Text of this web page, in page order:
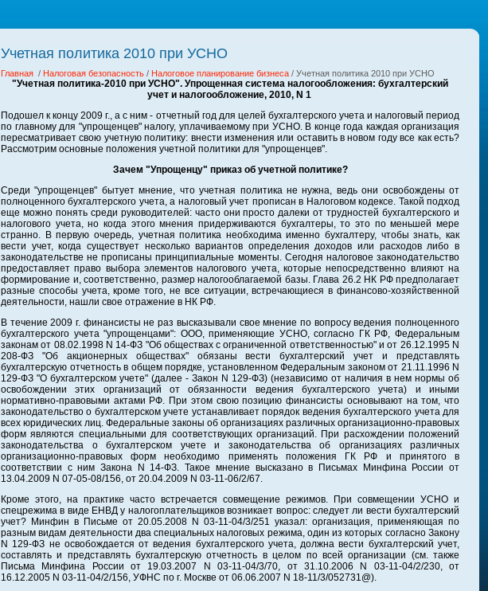
Учетная политика 2010 при УСНО
Главная / Налоговая безопасность / Налоговое планирование бизнеса / Учетная политика 2010 при УСНО
"Учетная политика-2010 при УСНО". Упрощенная система налогообложения: бухгалтерский
учет и налогообложение, 2010, N 1
Подошел к концу 2009 г., а с ним - отчетный год для целей бухгалтерского учета и налоговый период
по главному для "упрощенцев" налогу, уплачиваемому при УСНО. В конце года каждая организация
пересматривает свою учетную политику: внести изменения или оставить в новом году все как есть?
Рассмотрим основные положения учетной политики для "упрощенцев".
Зачем "Упрощенцу" приказ об учетной политике?
Среди "упрощенцев" бытует мнение, что учетная политика не нужна, ведь они освобождены от
полноценного бухгалтерского учета, а налоговый учет прописан в Налоговом кодексе. Такой подход
еще можно понять среди руководителей: часто они просто далеки от трудностей бухгалтерского и
налогового учета, но когда этого мнения придерживаются бухгалтеры, то это по меньшей мере
странно. В первую очередь, учетная политика необходима именно бухгалтеру, чтобы знать, как
вести учет, когда существует несколько вариантов определения доходов или расходов либо в
законодательстве не прописаны принципиальные моменты. Сегодня налоговое законодательство
предоставляет право выбора элементов налогового учета, которые непосредственно влияют на
формирование и, соответственно, размер налогооблагаемой базы. Глава 26.2 НК РФ предполагает
разные способы учета, кроме того, не все ситуации, встречающиеся в финансово-хозяйственной
деятельности, нашли свое отражение в НК РФ.
В течение 2009 г. финансисты не раз высказывали свое мнение по вопросу ведения полноценного
бухгалтерского учета "упрощенцами": ООО, применяющие УСНО, согласно ГК РФ, Федеральным
законам от 08.02.1998 N 14-ФЗ "Об обществах с ограниченной ответственностью" и от 26.12.1995 N
208-ФЗ "Об акционерных обществах" обязаны вести бухгалтерский учет и представлять
бухгалтерскую отчетность в общем порядке, установленном Федеральным законом от 21.11.1996 N
129-ФЗ "О бухгалтерском учете" (далее - Закон N 129-ФЗ) (независимо от наличия в нем нормы об
освобождении этих организаций от обязанности ведения бухгалтерского учета) и иными
нормативно-правовыми актами РФ. При этом свою позицию финансисты основывают на том, что
законодательство о бухгалтерском учете устанавливает порядок ведения бухгалтерского учета для
всех юридических лиц. Федеральные законы об организациях различных организационно-правовых
форм являются специальными для соответствующих организаций. При расхождении положений
законодательства о бухгалтерском учете и законодательства об организациях различных
организационно-правовых форм необходимо применять положения ГК РФ и принятого в
соответствии с ним Закона N 14-ФЗ. Такое мнение высказано в Письмах Минфина России от
13.04.2009 N 07-05-08/156, от 20.04.2009 N 03-11-06/2/67.
Кроме этого, на практике часто встречается совмещение режимов. При совмещении УСНО и
спецрежима в виде ЕНВД у налогоплательщиков возникает вопрос: следует ли вести бухгалтерский
учет? Минфин в Письме от 20.05.2008 N 03-11-04/3/251 указал: организация, применяющая по
разным видам деятельности два специальных налоговых режима, один из которых согласно Закону
N 129-ФЗ не освобождается от ведения бухгалтерского учета, должна вести бухгалтерский учет,
составлять и представлять бухгалтерскую отчетность в целом по всей организации (см. также
Письма Минфина России от 19.03.2007 N 03-11-04/3/70, от 31.10.2006 N 03-11-04/2/230, от
16.12.2005 N 03-11-04/2/156, УФНС по г. Москве от 06.06.2007 N 18-11/3/052731@).